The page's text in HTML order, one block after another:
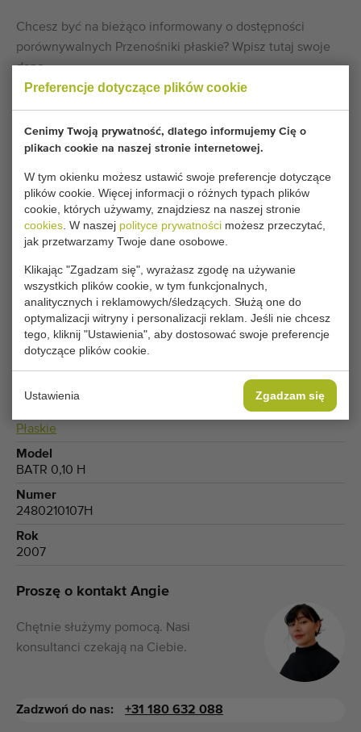
Preferencje dotyczące plików cookie
Cenimy Twoją prywatność, dlatego informujemy Cię o
plikach cookie na naszej stronie internetowej.
W tym okienku możesz ustawić swoje preferencje dotyczące
plików cookie. Więcej informacji o różnych typach plików
cookie, których używamy, znajdziesz na naszej stronie
cookies . W naszej polityce prywatności możesz przeczytać,
jak przetwarzamy Twoje dane osobowe.
Klikając "Zgadzam się", wyrażasz zgodę na używanie
wszystkich plików cookie, w tym funkcjonalnych,
analitycznych i reklamowych/śledzących. Służą one do
optymalizacji witryny i personalizacji reklam. Jeśli nie chcesz
tego, kliknij "Ustawienia", aby dostosować swoje preferencje
dotyczące plików cookie.
Ustawienia Zgadzam się
Chcesz być na bieżąco informowany o dostępności
porównywalnych Przenośniki płaskie? Wpisz tutaj swoje
dane.
część. Zmień ustawienia plików cookie, aby uzyskać
ZMIEŃ USTAWIENIA PLIKÓW COOKIE
Typ
Przenośniki płaskie
Producent
Bodijn
Produkt
Płaskie
Model
BATR 0,10 H
Numer
2480210107H
Rok
2007
Proszę o kontakt Angie
Chętnie służymy pomocą. Nasi
konsultanci czekają na Ciebie.
Zadzwoń do nas: +31 180 632 088